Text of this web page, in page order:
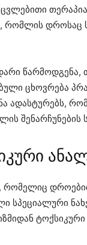
დროსაც
ცხოვრება
ადასტურებს,
შენარჩუნების
რომელიც
სპეციალური
ტოქსიკური